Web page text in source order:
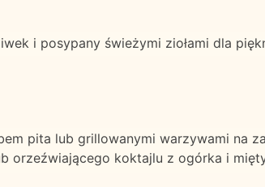
i posypany świeżymi ziołami dla
pita lub grillowanymi warzywami na
orzeźwiającego koktajlu z ogórka i